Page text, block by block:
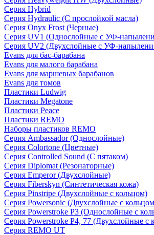
Серия Hybrid
Серия Hydraulic (С прослойкой масла)
Серия Onyx Frost (Черные)
Серия UV1 (Однослойные с УФ-
Серия UV2 (Двухслойные с УФ-
Evans для бас-барабана
Evans для малого барабана
Evans для маршевых барабанов
Evans для томов
Пластики Ludwig
Пластики Megatone
Пластики Peace
Пластики REMO
Наборы пластиков REMO
Серия Ambassador (Однослойные)
Серия Colortone (Цветные)
Серия Controlled Sound (С пятаком)
Серия Diplomat (Резонаторные)
Серия Emperor (Двухслойные)
Серия Fiberskyn (Синтетическая кожа)
Серия Pinstripe (Двухслойные с кольцом)
Серия Powersonic (Двухслойные с
Серия Powerstroke P3 (Однослойные с
Серия Powerstroke P4, 77 (Двухслойные с
Серия REMO UT